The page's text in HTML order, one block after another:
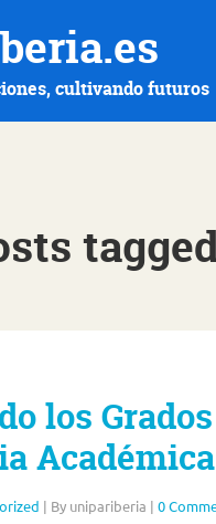
cultivando futuros
los
| By unipariberia | 0